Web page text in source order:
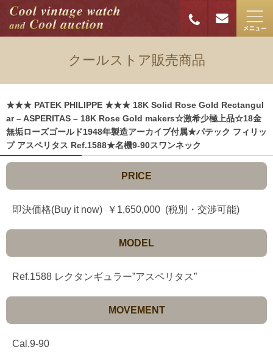
クールストア販売商品
★★★ PATEK PHILIPPE ★★★ 18K Solid Rose Gold Rectangul
ar – ASPERITAS – 18K Rose Gold makers☆激希少極上品☆18金
無垢ローズゴールド1948年製造アーカイブ付属★パテック フィリッ
プ アスペリタス Ref.1588★名機9-90スワンネック
PRICE
即決価格(Buy it now) ￥1,650,000 (税別・交渉可能)
MODEL
Ref.1588 レクタンギュラー”アスペリタス”
MOVEMENT
Cal.9-90